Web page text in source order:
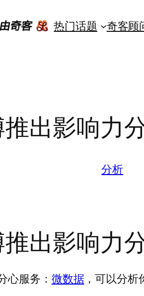
热门话题 奇客顾
出影响力
分析
出影响力
心服务： 微数据，可以分析